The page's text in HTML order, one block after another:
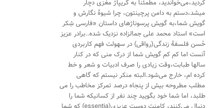
کردید،می‌خواندید، مطمئنا به گریپاژ مغزی دچار
میشد،دستم به دامن پرچینتون، چرا شیوهٔ نگارش و
گویش شما،به گویش پرسوناژهای داستان «فارسی شِکر
است» استاد محمد علی جمالزاده نزدیک شده..برادر عزیز
حُسن فلسفهٔ زندگی(رواقی) در سهولت فهم کاربردی
آنست اما کم کم گویش شما از درک منی که در کنار
سالها طبابت،وقت زیادی را صرف ادبیات و شعر و خط
کرده ام، خارج می‌شود.البته منکر نیستم که گاهی
مطلب مطروحه بیش از پنجاه درصد تمرکز مخاطب را می
طلبد، اما شما خود بگویید چند نفر از کسانیکه شما را